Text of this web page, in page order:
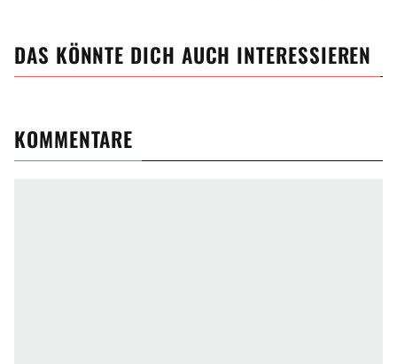
DAS KÖNNTE DICH AUCH INTERESSIEREN
KOMMENTARE